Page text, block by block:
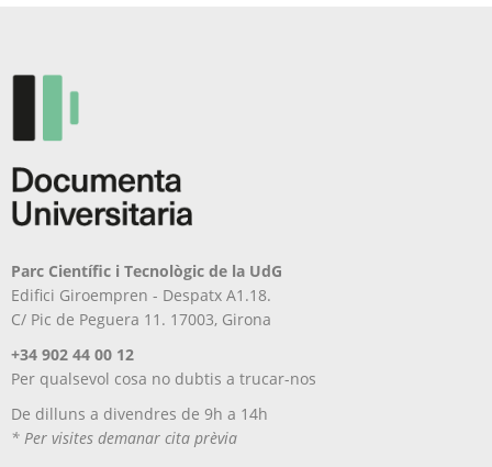
Parc Científic i Tecnològic de la UdG
Edifici Giroempren - Despatx A1.18.
C/ Pic de Peguera 11. 17003, Girona
+34 902 44 00 12
Per qualsevol cosa no dubtis a trucar-nos
De dilluns a divendres de 9h a 14h
* Per visites demanar cita prèvia